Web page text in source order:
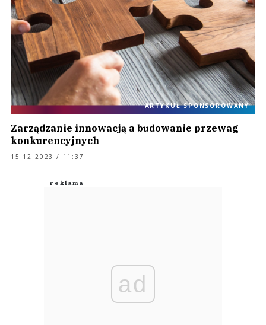
ARTYKUŁ SPONSOROWANY
Zarządzanie innowacją a budowanie przewag
konkurencyjnych
15.12.2023 / 11:37
ad